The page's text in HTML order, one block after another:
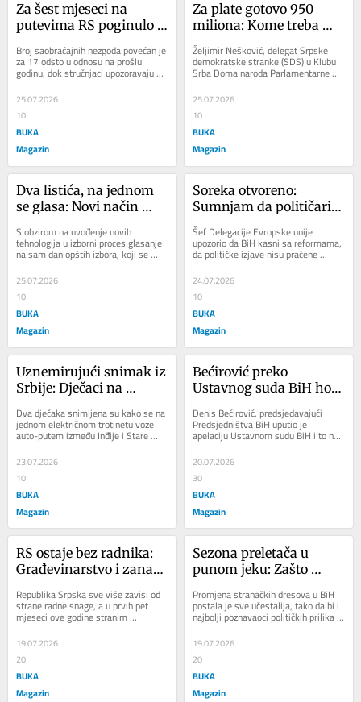
Za šest mjeseci na
putevima RS poginulo
najčešći uzroci
saobraćajnih nesreća
Broj saobraćajnih nezgoda povećan je
za 17 odsto u odnosu na prošlu
godinu, dok stručnjaci upozoravaju da
alkohol, nepridržavanje odstojanja i...
25.07.2026
10
BUKA
Magazin
Za plate gotovo 950
miliona: Kome treba
novih 1.880 službenika
na nivou BiH?
Željimir Nešković, delegat Srpske
demokratske stranke (SDS) u Klubu
Srba Doma naroda Parlamentarne
novih 1.880...
25.07.2026
10
BUKA
Magazin
Dva listića, na jednom
se glasa: Novi način
S obzirom na uvođenje novih
tehnologija u izborni proces glasanje
na sam dan opštih izbora, koji se
održavaju 4. oktobra, biće značajno...
25.07.2026
10
BUKA
Magazin
Soreka otvoreno:
Sumnjam da političari u
BiH zaista žele ulazak u
EU
Šef Delegacije Evropske unije
upozorio da BiH kasni sa reformama,
da političke izjave nisu praćene
konkretnim potezima i da zemlji
prijeti gubitak...
24.07.2026
10
BUKA
Magazin
Uznemirujući snimak iz
Srbije: Dječaci na
putem (VIDEO)
Dva dječaka snimljena su kako se na
jednom električnom trotinetu voze
auto-putem između Inđije i Stare
Pazove u Srbiji. Na uznemirujućem
snimku...
23.07.2026
10
BUKA
Magazin
Bećirović preko
Ustavnog suda BiH hoće
Denis Bećirović, predsjedavajući
Predsjedništva BiH uputio je
apelaciju Ustavnom sudu BiH i to na
odluku Narodne skupštine Republike
Srpske koja...
20.07.2026
30
BUKA
Magazin
RS ostaje bez radnika:
Građevinarstvo i zanati
Republika Srpska sve više zavisi od
strane radne snage, a u prvih pet
mjeseci ove godine stranim
državljanima izdato je 2.066 radnih
dozvola, čime...
19.07.2026
20
BUKA
Magazin
Sezona preletača u
punom jeku: Zašto
mijenjaju stranke pred
izbore?
Promjena stranačkih dresova u BiH
postala je sve učestalija, tako da bi i
najbolji poznavaoci političkih prilika
teško nabrojali imena svih onih...
19.07.2026
20
BUKA
Magazin